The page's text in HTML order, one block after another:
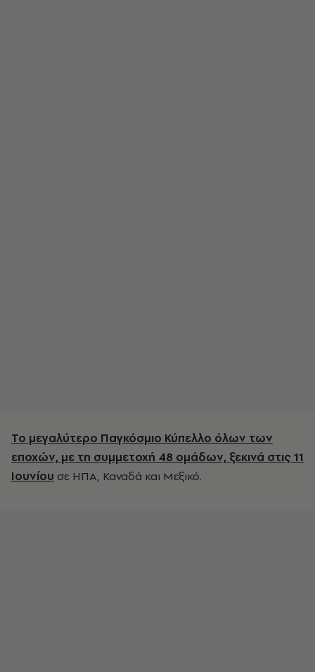
Το μεγαλύτερο Παγκόσμιο Κύπελλο όλων των
εποχών, με τη συμμετοχή 48 ομάδων, ξεκινά στις 11
Ιουνίου σε ΗΠΑ, Καναδά και Μεξικό.